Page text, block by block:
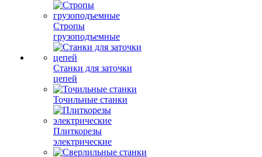
Стропы
грузоподъемные
Станки для заточки
цепей
Точильные станки
Плиткорезы
электрические